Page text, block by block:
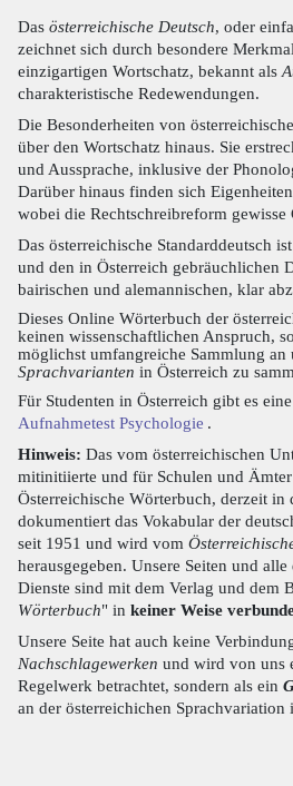
Das österreichische Deutsch, oder
zeichnet sich durch besondere
einzigartigen Wortschatz, bekannt als
charakteristische Redewendungen.
Die Besonderheiten von
über den Wortschatz hinaus. Sie
und Aussprache, inklusive der
Darüber hinaus finden sich
wobei die Rechtschreibreform gewisse
Das österreichische Standarddeutsch
und den in Österreich gebräuchlichen
bairischen und alemannischen, klar
Dieses Online Wörterbuch der
keinen wissenschaftlichen Anspruch,
möglichst umfangreiche Sammlung an
Sprachvarianten in Österreich zu
Für Studenten in Österreich gibt es eine
Aufnahmetest Psychologie .
Hinweis: Das vom österreichischen
mitinitiierte und für Schulen und
Österreichische Wörterbuch, derzeit in
dokumentiert das Vokabular der
seit 1951 und wird vom
herausgegeben. Unsere Seiten und
Dienste sind mit dem Verlag und dem
Wörterbuch" in keiner Weise
Unsere Seite hat auch keine
Nachschlagewerken und wird von uns
Regelwerk betrachtet, sondern als ein
an der österreichichen Sprachvariation